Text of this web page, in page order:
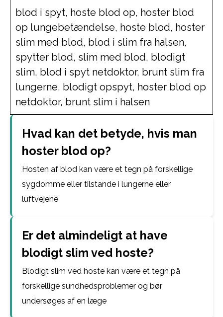
blod i spyt, hoste blod op, hoster blod
op lungebetændelse, hoste blod, hoster
slim med blod, blod i slim fra halsen,
spytter blod, slim med blod, blodigt
slim, blod i spyt netdoktor, brunt slim fra
lungerne, blodigt opspyt, hoster blod op
netdoktor, brunt slim i halsen
Hvad kan det betyde, hvis man
hoster blod op?
Hosten af blod kan være et tegn på forskellige
sygdomme eller tilstande i lungerne eller
luftvejene
Er det almindeligt at have
blodigt slim ved hoste?
Blodigt slim ved hoste kan være et tegn på
forskellige sundhedsproblemer og bør
undersøges af en læge